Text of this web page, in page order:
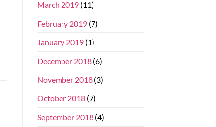
March 2019(11)
February 2019(7)
January 2019(1)
December 2018(6)
November 2018(3)
October 2018(7)
September 2018(4)